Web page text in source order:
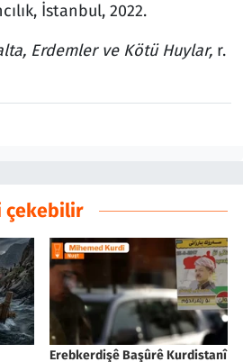
İstanbul, 2022.
Erdemler ve Kötü Huylar,r.
çekebilir
Erebkerdişê Başûrê Kurdistanî